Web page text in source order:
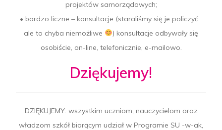
projektów samorządowych;
• bardzo liczne – konsultacje (staraliśmy się je policzyć…
ale to chyba niemożliwe
) konsultacje odbywały się
osobiście, on-line, telefonicznie, e-mailowo.
Dziękujemy!
DZIĘKUJEMY: wszystkim uczniom, nauczycielom oraz
władzom szkół biorącym udział w Programie SU -w-ak,